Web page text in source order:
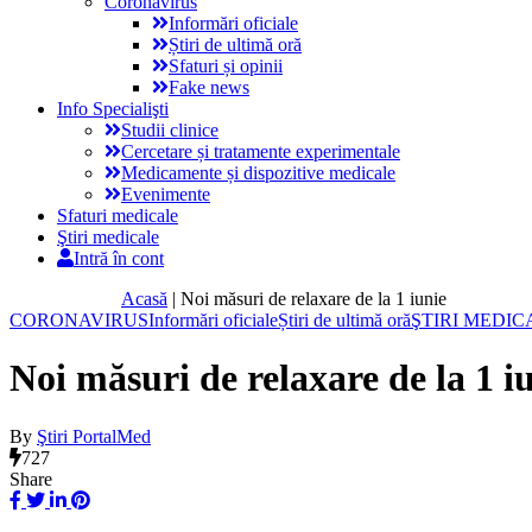
Informări oficiale
Știri de ultimă oră
Sfaturi și opinii
Fake news
Info Specialişti
Studii clinice
Cercetare și tratamente experimentale
Medicamente și dispozitive medicale
Evenimente
Sfaturi medicale
Ştiri medicale
Intră în cont
Acasă | Noi măsuri de relaxare de la 1 iunie
CORONAVIRUSInformări oficialeȘtiri de ultimă orăŞTIRI
Noi măsuri de relaxare de la 1
By Ştiri PortalMed
727
Share